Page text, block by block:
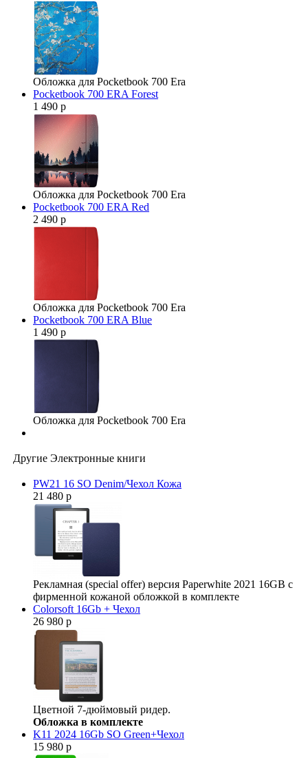
Обложка для Pocketbook 700 Era
Pocketbook 700 ERA Forest
1 490 р
Обложка для Pocketbook 700 Era
Pocketbook 700 ERA Red
2 490 р
Обложка для Pocketbook 700 Era
Pocketbook 700 ERA Blue
1 490 р
Обложка для Pocketbook 700 Era
Другие Электронные книги
PW21 16 SO Denim/Чехол Кожа
21 480 р
Рекламная (special offer) версия Paperwhite 2021 16GB с
фирменной кожаной обложкой в комплекте
Colorsoft 16Gb + Чехол
26 980 р
Цветной 7-дюймовый ридер.
Обложка в комплекте
K11 2024 16Gb SO Green+Чехол
15 980 р